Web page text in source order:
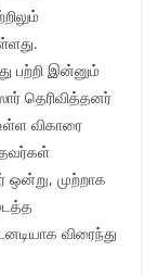
பற்றி இன்னும்
தெரிவித்தனர்
விகாரை
ஒன்று, முற்றாக
விரைந்து